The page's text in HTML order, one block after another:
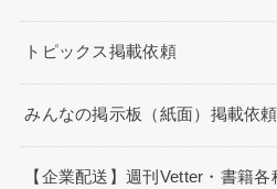
トピックス掲載依頼
みんなの掲示板（紙面）掲載依頼
【企業配送】週刊Vetter・書籍